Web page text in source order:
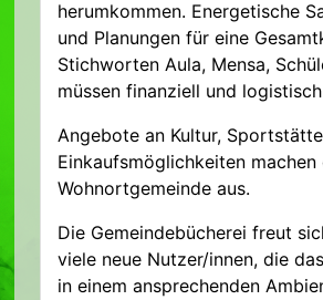
herumkommen. Energetische
und Planungen für eine
Stichworten Aula, Mensa,
müssen finanziell und
Angebote an Kultur,
Einkaufsmöglichkeiten
Wohnortgemeinde aus.
Die Gemeindebücherei freut
viele neue Nutzer/innen, die
in einem ansprechenden